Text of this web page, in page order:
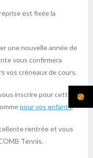
est fixée la
une nouvelle année de
vous confirmera
vos créneaux de cours.
inscrire pour cette
pour vos enfants.
rentrée et vous
Tennis.